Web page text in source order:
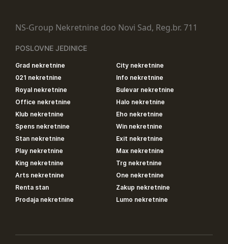
NS-Group Nekretnine doo Novi Sad, Reg.br. 711
POSLOVNE JEDINICE
Grad nekretnine
City nekretnine
021 nekretnine
Info nekretnine
Royal nekretnine
Bulevar nekretnine
Office nekretnine
Halo nekretnine
Klub nekretnine
Eho nekretnine
Spens nekretnine
Win nekretnine
Stan nekretnine
Exit nekretnine
Play nekretnine
Max nekretnine
King nekretnine
Trg nekretnine
Arts nekretnine
One nekretnine
Renta stan
Zakup nekretnine
Prodaja nekretnine
Lumo nekretnine